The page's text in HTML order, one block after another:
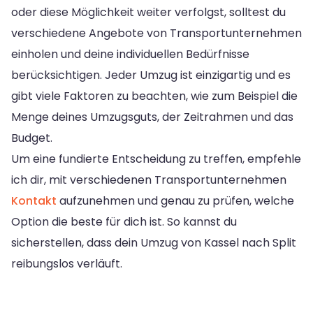
oder diese Möglichkeit weiter verfolgst, solltest du
verschiedene Angebote von Transportunternehmen
einholen und deine individuellen Bedürfnisse
berücksichtigen. Jeder Umzug ist einzigartig und es
gibt viele Faktoren zu beachten, wie zum Beispiel die
Menge deines Umzugsguts, der Zeitrahmen und das
Budget.
Um eine fundierte Entscheidung zu treffen, empfehle
ich dir, mit verschiedenen Transportunternehmen
Kontakt aufzunehmen und genau zu prüfen, welche
Option die beste für dich ist. So kannst du
sicherstellen, dass dein Umzug von Kassel nach Split
reibungslos verläuft.